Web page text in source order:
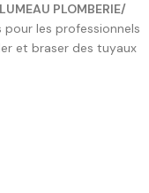
PLOMBERIE/
les professionnels
et braser des tuyaux